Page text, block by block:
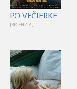
PO VEČIERKE
[RECENZIA ]